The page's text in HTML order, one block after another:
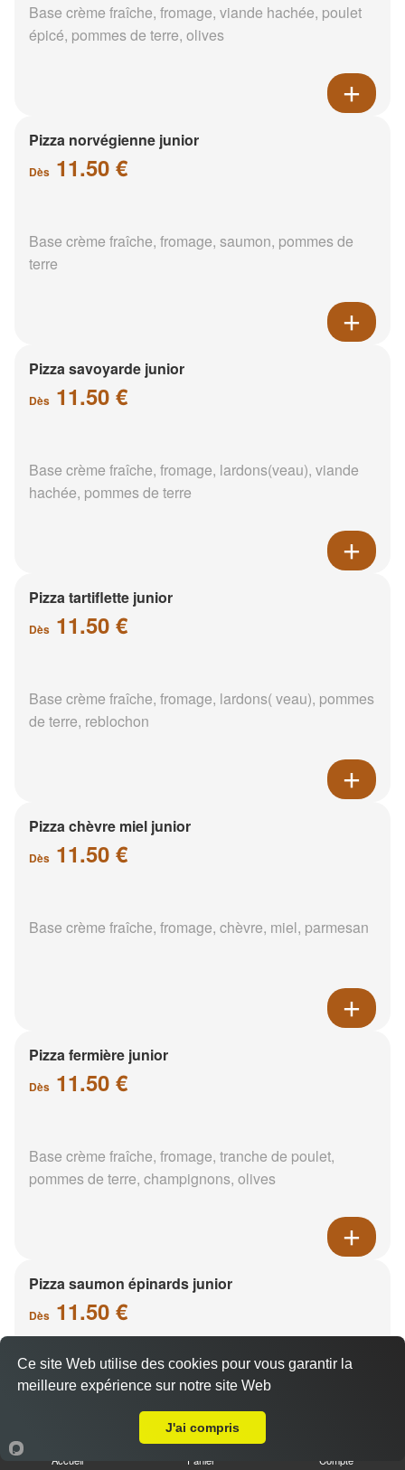
Base crème fraîche, fromage, viande hachée, poulet
épicé, pommes de terre, olives
Pizza norvégienne junior
Dès 11.50 €
Base crème fraîche, fromage, saumon, pommes de
terre
Pizza savoyarde junior
Dès 11.50 €
Base crème fraîche, fromage, lardons(veau), viande
hachée, pommes de terre
Pizza tartiflette junior
Dès 11.50 €
Base crème fraîche, fromage, lardons( veau), pommes
de terre, reblochon
Pizza chèvre miel junior
Dès 11.50 €
Base crème fraîche, fromage, chèvre, miel, parmesan
Pizza fermière junior
Dès 11.50 €
Base crème fraîche, fromage, tranche de poulet,
pommes de terre, champignons, olives
Pizza saumon épinards junior
Dès 11.50 €
Base crème fraîche, saumon, épinards, pommes de
Accueil Panier Compte
Ce site Web utilise des cookies pour vous garantir la
meilleure expérience sur notre site Web
J'ai compris